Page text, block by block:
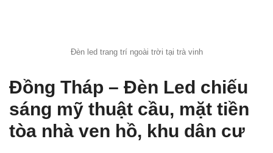
Đèn led trang trí ngoài trời tại trà vinh
Đồng Tháp – Đèn Led chiếu
sáng mỹ thuật cầu, mặt tiền
tòa nhà ven hồ, khu dân cư